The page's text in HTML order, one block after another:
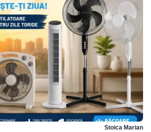
Stoica Marian